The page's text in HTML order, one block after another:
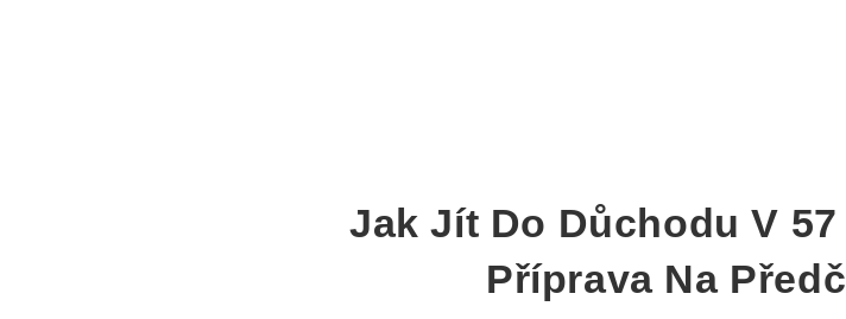
Jak Jít Do Důchodu V
Příprava Na